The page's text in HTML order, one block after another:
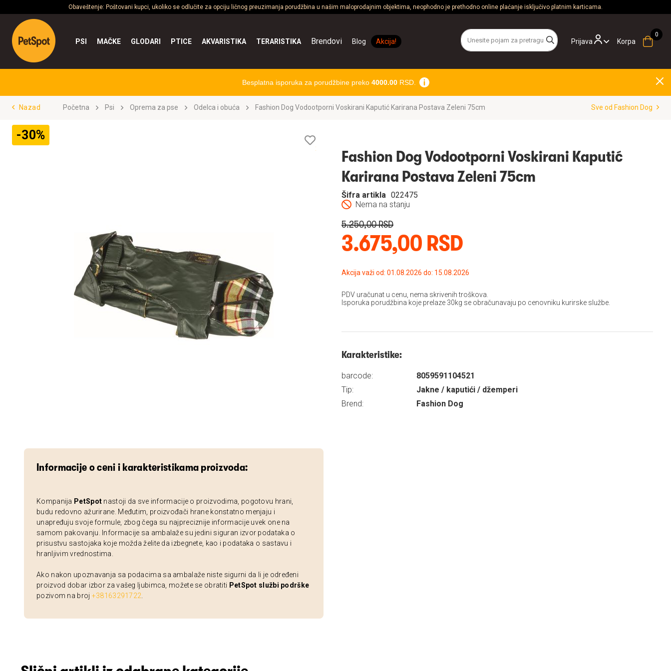
Obaveštenje: Poštovani kupci, ukoliko se odlučite za opciju ličnog preuzimanja porudžbina u našim maloprodajnim objektima, neophodno je prethodno online plaćanje isključivo platnim karticama.
Prijava
PSI MAČKE GLODARI PTICE AKVARISTIKA TERARISTIKA Brendovi Blog Akcija! Korpa
Besplatna isporuka za porudžbine preko 4000.00RSD.
Nazad Početna Psi Oprema za pse Odelca i obuća Fashion Dog Vodootporni Voskirani Kaputić Karirana Postava Zeleni 75cm Sve od Fashion Dog
-30%
Informacije o ceni i karakteristikama proizvoda:
Kompanija PetSpot nastoji da sve informacije o proizvodima, pogotovu hrani,
budu redovno ažurirane. Međutim, proizvođači hrane konstatno menjaju i
unapređuju svoje formule, zbog čega su najpreciznije informacije uvek one na
samom pakovanju. Informacije sa ambalaže su jedini siguran izvor podataka o
prisustvu sastojaka koje možda želite da izbegnete, kao i podataka o sastavu i
hranljivim vrednostima.
Ako nakon upoznavanja sa podacima sa ambalaže niste sigurni da li je određeni
proizvod dobar izbor za vašeg ljubimca, možete se obratiti PetSpot službi podrške
pozivom na broj +38163291722
želja
Fashion Dog Vodootporni Voskirani Kaputić
Karirana Postava Zeleni 75cm
Nema na stanju
Šifra artikla 022475
3.675,00 RSD
5.250,00 RSD
Akcija važi od: 01.08.2026 do: 15.08.2026
PDV uračunat u cenu, nema skrivenih troškova.
Isporuka porudžbina koje prelaze 30kg se obračunavaju po cenovniku kurirske službe.
Karakteristike:
barcode:
8059591104521
Tip:
Jakne / kaputići / džemperi
Brend:
Fashion Dog